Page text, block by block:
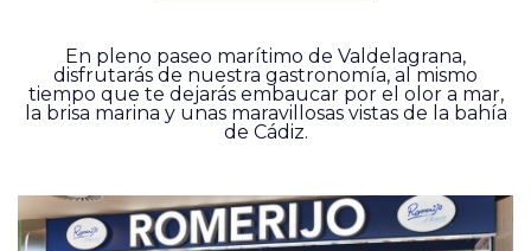
En pleno paseo marítimo de Valdelagrana,
disfrutarás de nuestra gastronomía, al mismo
tiempo que te dejarás embaucar por el olor a mar,
la brisa marina y unas maravillosas vistas de la bahía
de Cádiz.